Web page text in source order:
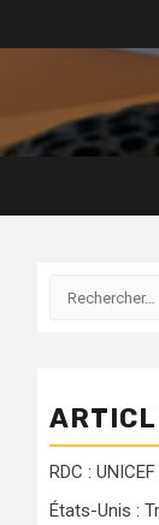
Rechercher :
RDC :
États-Unis :